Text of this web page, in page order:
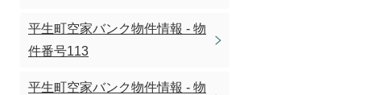
平生町空家バンク物件情報 - 物
件番号113
平生町空家バンク物件情報 - 物